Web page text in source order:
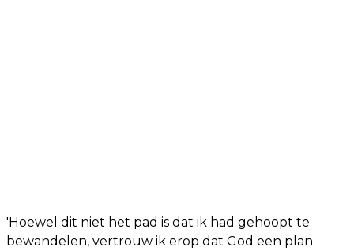
'Hoewel dit niet het pad is dat ik had gehoopt te
bewandelen, vertrouw ik erop dat God een plan